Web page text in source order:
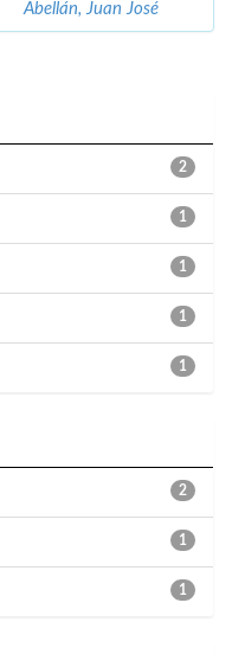
Abellán, Juan José
2
1
1
1
1
2
1
1